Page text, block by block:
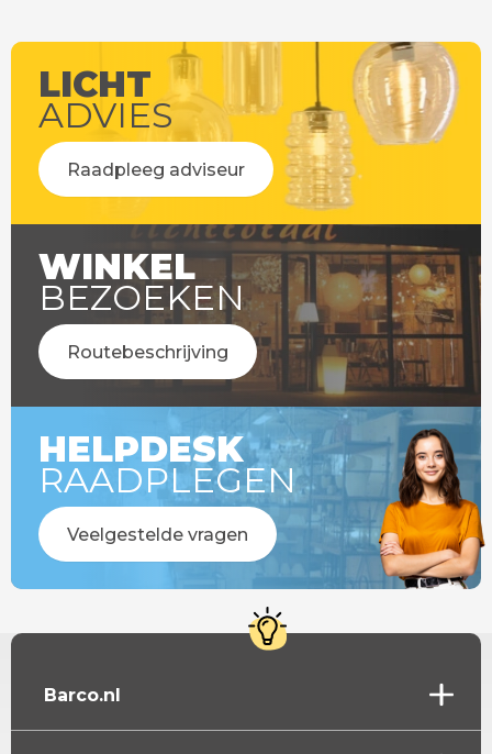
LICHT
ADVIES
Raadpleeg adviseur
WINKEL
BEZOEKEN
Routebeschrijving
HELPDESK
RAADPLEGEN
Veelgestelde vragen
Barco.nl